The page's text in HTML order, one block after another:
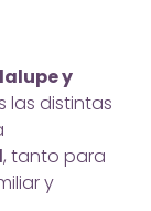
y
las distintas
, tanto para
y